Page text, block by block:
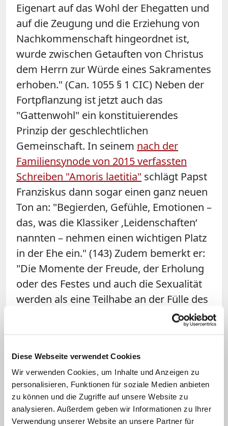
Diese Webseite verwendet Cookies
Wir verwenden Cookies, um Inhalte und Anzeigen zu
personalisieren, Funktionen für soziale Medien anbieten
zu können und die Zugriffe auf unsere Website zu
analysieren. Außerdem geben wir Informationen zu Ihrer
Verwendung unserer Website an unsere Partner für
Eigenart auf das Wohl der Ehegatten und
auf die Zeugung und die Erziehung von
Nachkommenschaft hingeordnet ist,
wurde zwischen Getauften von Christus
dem Herrn zur Würde eines Sakramentes
erhoben." (Can. 1055 § 1 CIC) Neben der
Fortpflanzung ist jetzt auch das
"Gattenwohl" ein konstituierendes
Prinzip der geschlechtlichen
Gemeinschaft. In seinem nach der
Familiensynode von 2015 verfassten
Schreiben "Amoris laetitia" schlägt Papst
Franziskus dann sogar einen ganz neuen
Ton an: "Begierden, Gefühle, Emotionen –
das, was die Klassiker ‚Leidenschaften‘
nannten – nehmen einen wichtigen Platz
in der Ehe ein." (143) Zudem bemerkt er:
"Die Momente der Freude, der Erholung
oder des Festes und auch die Sexualität
werden als eine Teilhabe an der Fülle des
Lebens in seiner (Christi) Auferstehung
Hier ist von der Abwertung der Lust keine
Rede mehr. Trotzdem ist das Image der
Kirche nicht besser geworden. Das liegt
unter anderem an vielen Amtsträgern,
glaubt der Brixener Moraltheologe